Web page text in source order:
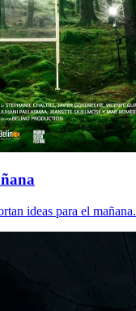
ideas para el mañana.